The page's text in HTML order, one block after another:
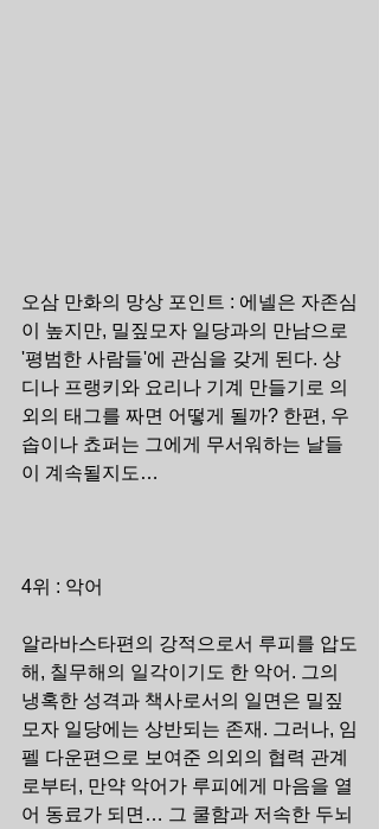
오삼 만화의 망상 포인트 : 에넬은 자존심
이 높지만, 밀짚모자 일당과의 만남으로
'평범한 사람들'에 관심을 갖게 된다. 상
디나 프랭키와 요리나 기계 만들기로 의
외의 태그를 짜면 어떻게 될까? 한편, 우
솝이나 쵸퍼는 그에게 무서워하는 날들
이 계속될지도…
4위 : 악어
알라바스타편의 강적으로서 루피를 압도
해, 칠무해의 일각이기도 한 악어. 그의
냉혹한 성격과 책사로서의 일면은 밀짚
모자 일당에는 상반되는 존재. 그러나, 임
펠 다운편으로 보여준 의외의 협력 관계
로부터, 만약 악어가 루피에게 마음을 열
어 동료가 되면… 그 쿨함과 저속한 두뇌